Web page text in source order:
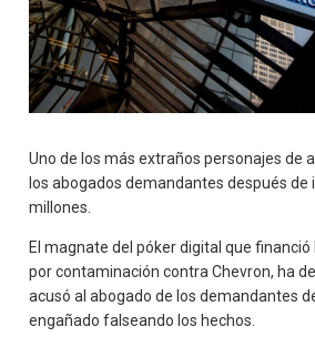
Uno de los más extraños personajes de
los abogados demandantes después de
millones.
El magnate del póker digital que
por contaminación contra Chevron, ha
acusó al abogado de los demandantes
engañado falseando los hechos.